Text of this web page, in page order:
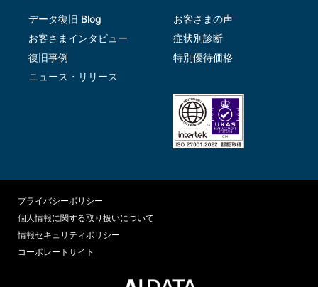
データ復旧 Blog
お客さまインタビュー
復旧事例
ニュース・リリース
お客さまの声
症状別診断
特別優待価格
プライバシーポリシー
個人情報に関する取り扱いについて
情報セキュリティポリシー
コーポレートサイト